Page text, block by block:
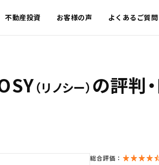
不動産投資 お客様の声 よくあるご質問
（リノシー） の評判
総合評価：